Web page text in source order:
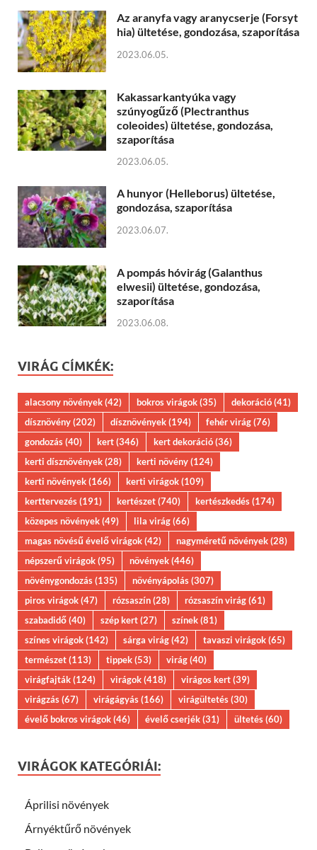
Az aranyfa vagy aranycserje (Forsyt
hia) ültetése, gondozása, szaporítása
2023.06.05.
Kakassarkantyúka vagy
szúnyogűző (Plectranthus
coleoides) ültetése, gondozása,
szaporítása
2023.06.05.
A hunyor (Helleborus) ültetése,
gondozása, szaporítása
2023.06.07.
A pompás hóvirág (Galanthus
elwesii) ültetése, gondozása,
szaporítása
2023.06.08.
VIRÁG CÍMKÉK:
alacsony növények(42) bokros virágok(35) dekoráció(41)
dísznövény(202) dísznövények(194) fehér virág(76)
gondozás(40) kert(346) kert dekoráció(36)
kerti dísznövények(28) kerti növény(124)
kerti növények(166) kerti virágok(109)
kerttervezés(191) kertészet(740) kertészkedés(174)
közepes növények(49) lila virág(66)
magas növésű évelő virágok(42) nagyméretű növények(28)
népszerű virágok(95) növények(446)
növénygondozás(135) növényápolás(307)
piros virágok(47) rózsaszín(28) rózsaszín virág(61)
szabadidő(40) szép kert(27) színek(81)
színes virágok(142) sárga virág(42) tavaszi virágok(65)
természet(113) tippek(53) virág(40)
virágfajták(124) virágok(418) virágos kert(39)
virágzás(67) virágágyás(166) virágültetés(30)
évelő bokros virágok(46) évelő cserjék(31) ültetés(60)
VIRÁGOK KATEGÓRIÁI:
Áprilisi növények
Árnyéktűrő növények